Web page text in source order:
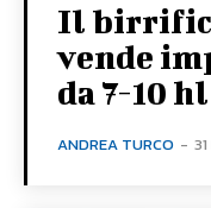
Il
vende
da 7-10 hl
ANDREA TURCO -